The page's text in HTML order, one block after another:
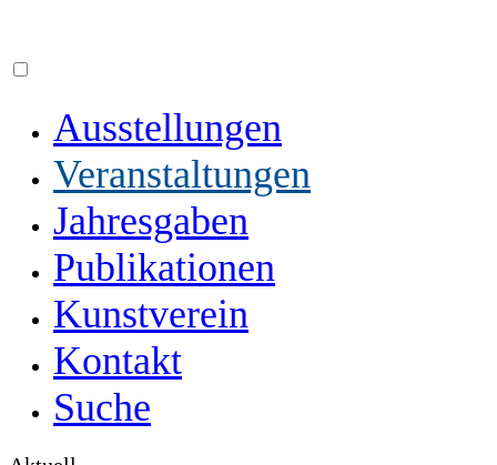
Ausstellungen
Veranstaltungen
Jahresgaben
Publikationen
Kunstverein
Kontakt
Suche